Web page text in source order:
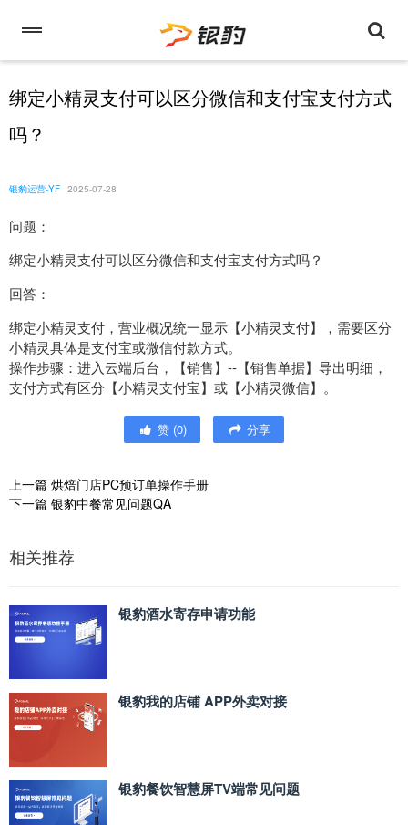
绑定小精灵支付可以区分微信和支付宝支付方式
吗？
银豹运营-YF 2025-07-28
问题：
绑定小精灵支付可以区分微信和支付宝支付方式吗？
回答：
绑定小精灵支付，营业概况统一显示【小精灵支付】，需要区分
小精灵具体是支付宝或微信付款方式。
操作步骤：进入云端后台，【销售】--【销售单据】导出明细，
支付方式有区分【小精灵支付宝】或【小精灵微信】。
赞 (0) 分享
上一篇 烘焙门店PC预订单操作手册
下一篇 银豹中餐常见问题QA
相关推荐
银豹酒水寄存申请功能
银豹我的店铺 APP外卖对接
银豹餐饮智慧屏TV端常见问题